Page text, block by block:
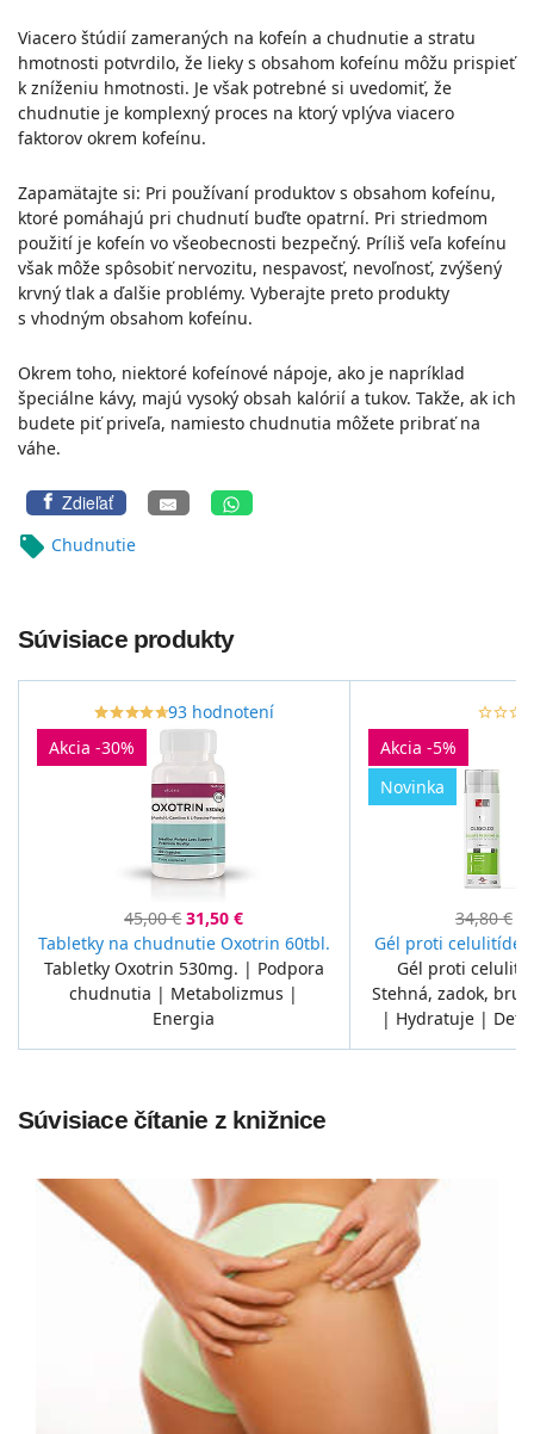
Viacero štúdií zameraných na kofeín a chudnutie a stratu
hmotnosti potvrdilo, že lieky s obsahom kofeínu môžu prispieť
k zníženiu hmotnosti. Je však potrebné si uvedomiť, že
chudnutie je komplexný proces na ktorý vplýva viacero
faktorov okrem kofeínu.
Zapamätajte si: Pri používaní produktov s obsahom kofeínu,
ktoré pomáhajú pri chudnutí buďte opatrní. Pri striedmom
použití je kofeín vo všeobecnosti bezpečný. Príliš veľa kofeínu
však môže spôsobiť nervozitu, nespavosť, nevoľnosť, zvýšený
krvný tlak a ďalšie problémy. Vyberajte preto produkty
s vhodným obsahom kofeínu.
Okrem toho, niektoré kofeínové nápoje, ako je napríklad
špeciálne kávy, majú vysoký obsah kalórií a tukov. Takže, ak ich
budete piť priveľa, namiesto chudnutia môžete pribrať na
váhe.
Zdieľať
local_offer Chudnutie
Súvisiace produkty
star_borderstar_borderstar_borderstar_borderstar_border
starstarstarstarstar93 hodnotení
Akcia -30%
45,00 € 31,50 €
Tabletky na chudnutie Oxotrin 60tbl.
Tabletky Oxotrin 530mg. | Podpora
chudnutia | Metabolizmus |
Energia
star_borderstar_borderstar_border
starstarstar
Akcia -5%
Novinka
34,80 €
Gél proti celulitíde
Gél proti
Stehná, zadok,
| Hydratuje |
Súvisiace čítanie z knižnice